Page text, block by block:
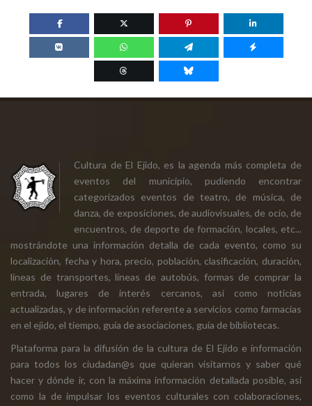
Cultura de El Ejido, es la agenda más completa de
eventos del municipio, pudiendo encontrar
categorizados eventos de teatro, de música, de
danza, de exposiciones, de audiovisuales, de ocio, de
encuentros, de deporte de formación, locales, etc...
mostrándote una información detalla de cada evento, como su
localización, fecha y hora, precio, población, clasificación, duración,
líneas de transportes, líneas de autobús, formas de comprar la
entrada, lugares de interés cercanos, así como noticias
actualizadas, y de información referente a servicios como farmacias
en el ejido, el tiempo, guía de asociaciones, guía de bibliotecas.
Plataforma para la difusión de la cultura de El Ejido e información
para todos los ciudadan@s que quieran visitarnos y saber qué
hacer y dónde ir, con la máxima información detallada posible, así
como la de impulsar los eventos culturales con colaboraciones,